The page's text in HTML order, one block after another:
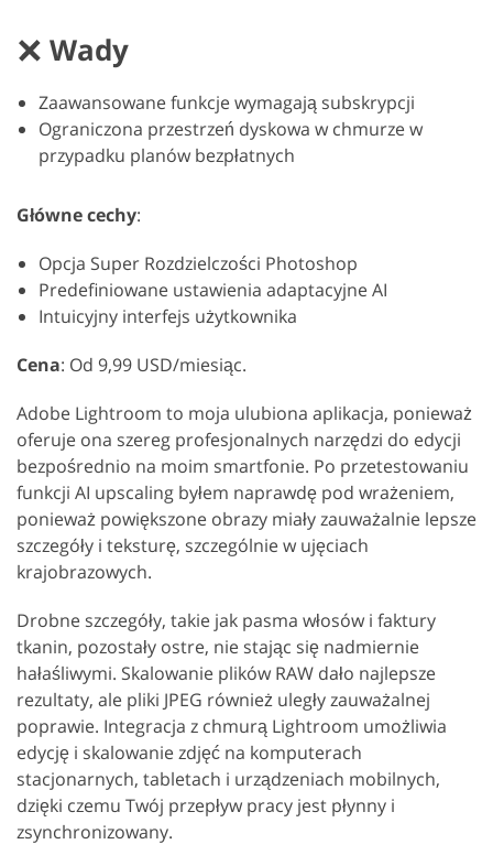
Wady
Zaawansowane funkcje wymagają subskrypcji
Ograniczona przestrzeń dyskowa w chmurze w
przypadku planów bezpłatnych
Główne cechy:
Opcja Super Rozdzielczości Photoshop
Predefiniowane ustawienia adaptacyjne AI
Intuicyjny interfejs użytkownika
Cena: Od 9,99 USD/miesiąc.
Adobe Lightroom to moja ulubiona aplikacja, ponieważ
oferuje ona szereg profesjonalnych narzędzi do edycji
bezpośrednio na moim smartfonie. Po przetestowaniu
funkcji AI upscaling byłem naprawdę pod wrażeniem,
ponieważ powiększone obrazy miały zauważalnie lepsze
szczegóły i teksturę, szczególnie w ujęciach
krajobrazowych.
Drobne szczegóły, takie jak pasma włosów i faktury
tkanin, pozostały ostre, nie stając się nadmiernie
hałaśliwymi. Skalowanie plików RAW dało najlepsze
rezultaty, ale pliki JPEG również uległy zauważalnej
poprawie. Integracja z chmurą Lightroom umożliwia
edycję i skalowanie zdjęć na komputerach
stacjonarnych, tabletach i urządzeniach mobilnych,
dzięki czemu Twój przepływ pracy jest płynny i
zsynchronizowany.